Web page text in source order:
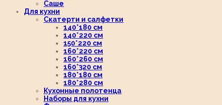
Саше
Для кухни
Скатерти и салфетки
140*180 см
140*220 см
150*220 см
160*220 см
160*260 см
160*320 см
180*180 см
180*280 см
Кухонные полотенца
Наборы для кухни